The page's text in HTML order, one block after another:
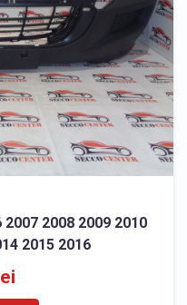
2008 2009 2010
2015 2016